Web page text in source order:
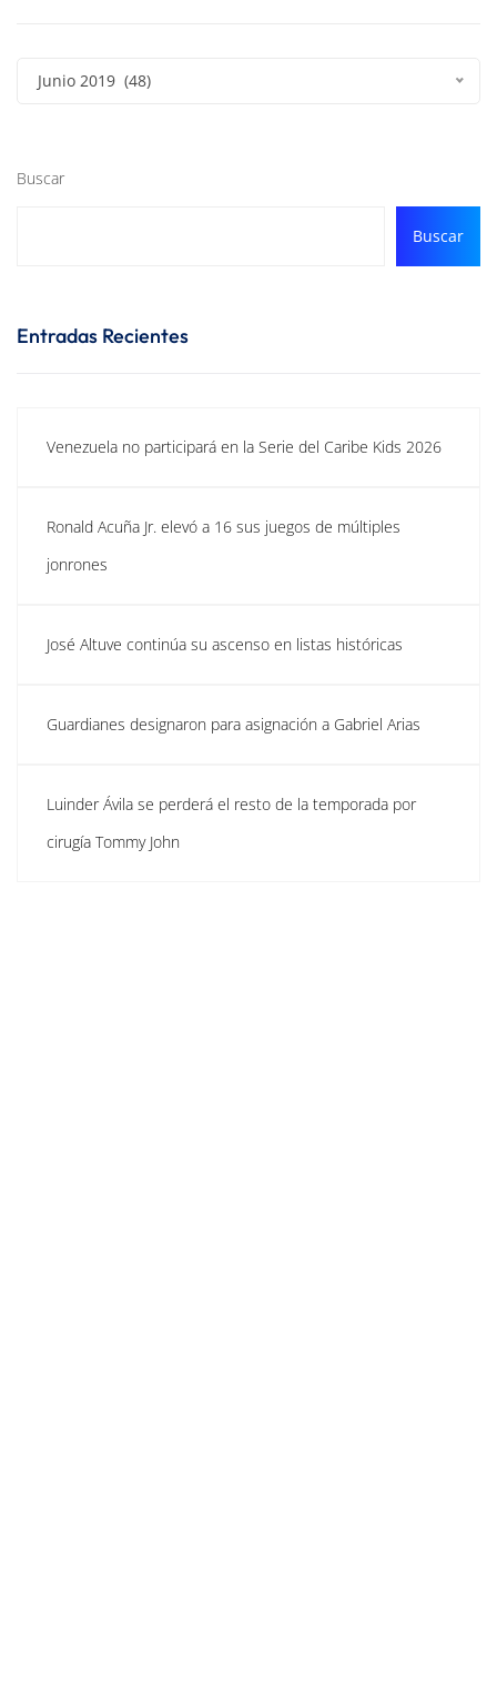
Junio 2019 (48)
Buscar
Buscar
Entradas Recientes
Venezuela no participará en la Serie del Caribe Kids 2026
Ronald Acuña Jr. elevó a 16 sus juegos de múltiples
jonrones
José Altuve continúa su ascenso en listas históricas
Guardianes designaron para asignación a Gabriel Arias
Luinder Ávila se perderá el resto de la temporada por
cirugía Tommy John